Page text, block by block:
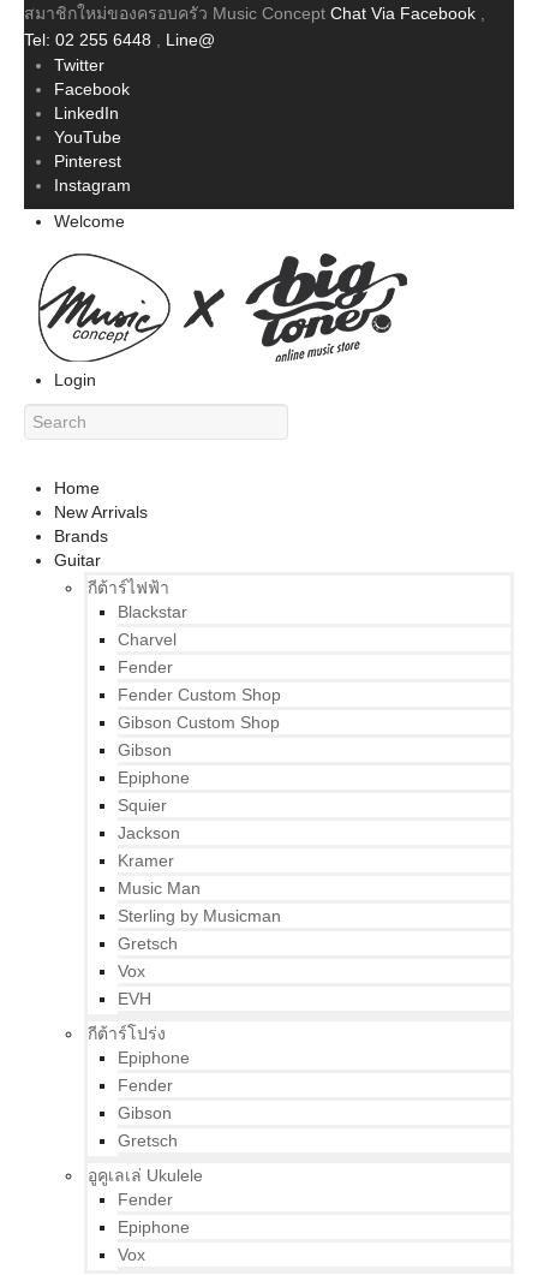
สมาชิกใหม่ของครอบครัว Music Concept Chat Via Facebook
Tel: 02 255 6448
Line@
Twitter
Facebook
LinkedIn
YouTube
Pinterest
Instagram
Welcome
Login
Home
New Arrivals
Brands
Guitar
กีต้าร์ไฟฟ้า
Blackstar
Charvel
Fender
Fender Custom Shop
Gibson Custom Shop
Gibson
Epiphone
Squier
Jackson
Kramer
Music Man
Sterling by Musicman
Gretsch
Vox
EVH
กีต้าร์โปร่ง
Epiphone
Fender
Gibson
Gretsch
อูคูเลเล่ Ukulele
Fender
Epiphone
Vox